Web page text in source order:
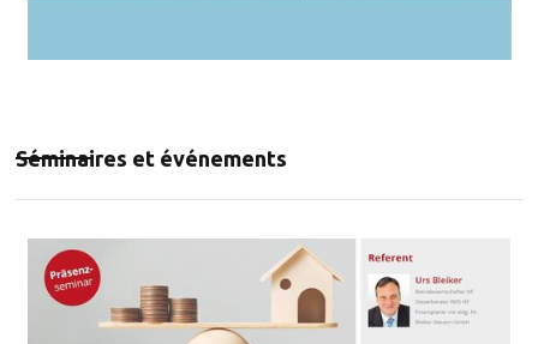
Séminaires et événements